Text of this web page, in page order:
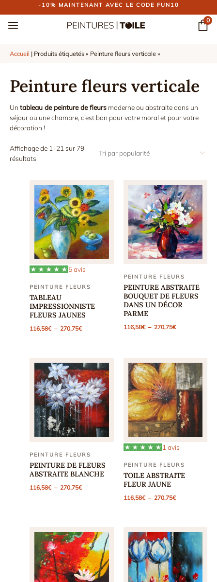
au
contenu
-10% MAINTENANT AVEC LE CODE FUN10
0
Accueil | Produits étiquetés « Peinture fleurs verticale »
Peinture fleurs verticale
Un tableau de peinture de fleurs moderne ou abstraite dans un
séjour ou une chambre, c’est bon pour votre moral et pour votre
décoration !
Affichage de 1–21 sur 79
résultats
5 avis
PEINTURE FLEURS
TABLEAU
IMPRESSIONNISTE
FLEURS JAUNES
116,58€ – 270,75€Plage
270,75€
PEINTURE FLEURS
PEINTURE ABSTRAITE
BOUQUET DE FLEURS
DANS UN DÉCOR
PARME
116,58€ – 270,75€Plage
270,75€
PEINTURE FLEURS
PEINTURE DE FLEURS
ABSTRAITE BLANCHE
116,58€ – 270,75€Plage
1 avis
PEINTURE FLEURS
TOILE ABSTRAITE
FLEUR JAUNE
116,58€ – 270,75€Plage
270,75€